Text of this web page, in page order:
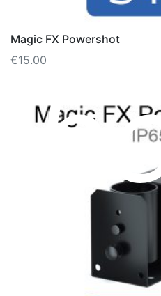
Magic FX Powershot
€15.00